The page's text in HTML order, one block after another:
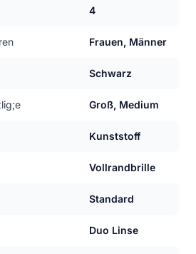
4
Frauen, Männer
Schwarz
Groß, Medium
Kunststoff
Vollrandbrille
Standard
Duo Linse